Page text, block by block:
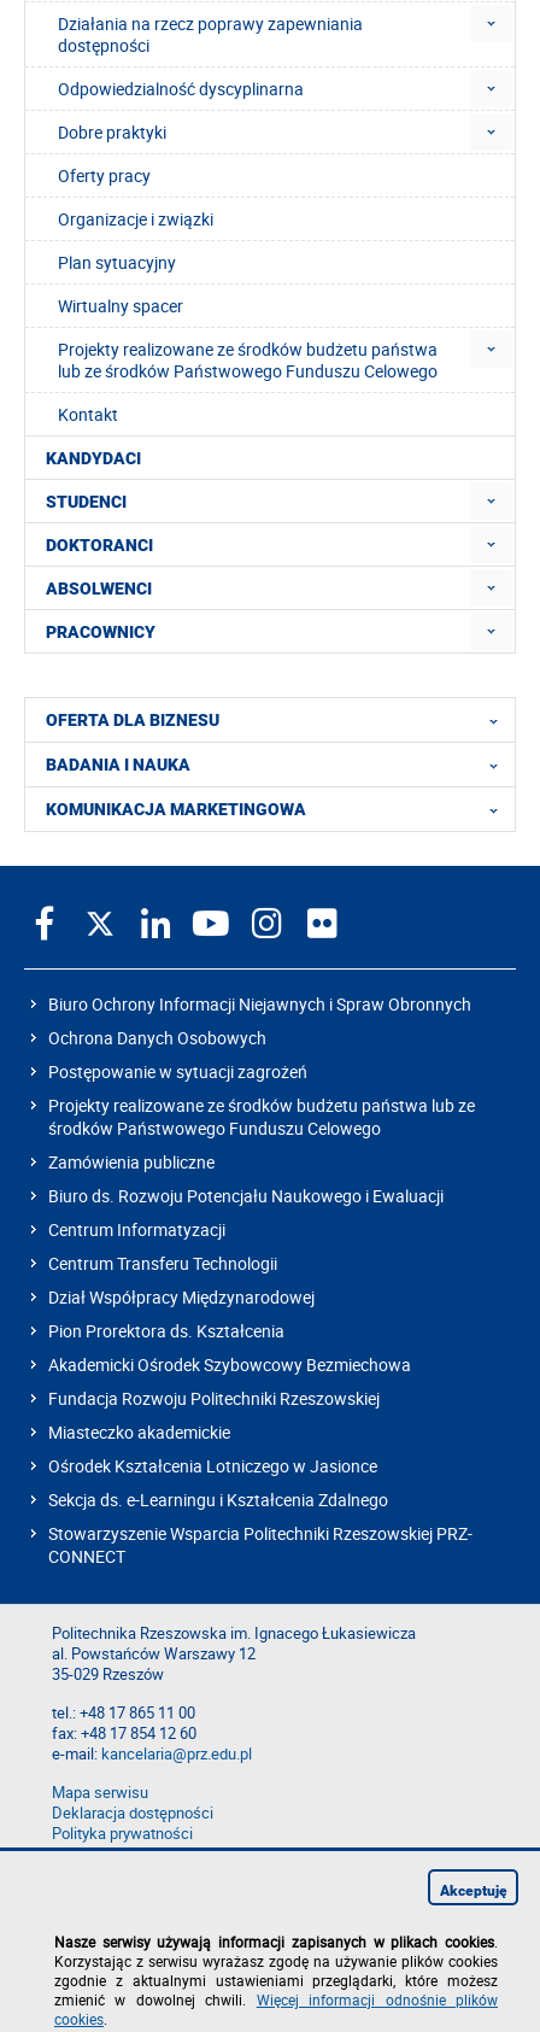
Działania na rzecz poprawy zapewniania
dostępności
Odpowiedzialność dyscyplinarna
Dobre praktyki
Oferty pracy
Organizacje i związki
Plan sytuacyjny
Wirtualny spacer
Projekty realizowane ze środków budżetu państwa
lub ze środków Państwowego Funduszu Celowego
Kontakt
KANDYDACI
STUDENCI
DOKTORANCI
ABSOLWENCI
PRACOWNICY
OFERTA DLA BIZNESU
BADANIA I NAUKA
KOMUNIKACJA MARKETINGOWA
Biuro Ochrony Informacji Niejawnych i Spraw Obronnych
Ochrona Danych Osobowych
Postępowanie w sytuacji zagrożeń
Projekty realizowane ze środków budżetu państwa lub ze
środków Państwowego Funduszu Celowego
Zamówienia publiczne
Biuro ds. Rozwoju Potencjału Naukowego i Ewaluacji
Centrum Informatyzacji
Centrum Transferu Technologii
Dział Współpracy Międzynarodowej
Pion Prorektora ds. Kształcenia
Akademicki Ośrodek Szybowcowy Bezmiechowa
Fundacja Rozwoju Politechniki Rzeszowskiej
Miasteczko akademickie
Ośrodek Kształcenia Lotniczego w Jasionce
Sekcja ds. e-Learningu i Kształcenia Zdalnego
Stowarzyszenie Wsparcia Politechniki Rzeszowskiej PRZ-
CONNECT
Politechnika Rzeszowska im. Ignacego Łukasiewicza
al. Powstańców Warszawy 12
35-029 Rzeszów
tel.: +48 17 865 11 00
fax: +48 17 854 12 60
e-mail:kancelaria@prz.edu.pl
Mapa serwisu
Deklaracja dostępności
Polityka prywatności
Zgłoś błąd na stronie
Nasze serwisy używają informacji zapisanych w plikach cookies
Korzystając z serwisu wyrażasz zgodę na używanie plików cookies
zgodnie z aktualnymi ustawieniami przeglądarki, które możesz
zmienić w dowolnej chwili. Więcej informacji odnośnie plików
cookies
Akceptuję